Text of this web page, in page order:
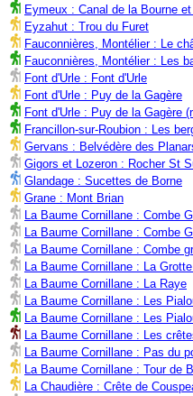
Eymeux : Canal de la Bourne
Eyzahut : Trou du Furet
Fauconnières, Montélier : Le
Fauconnières, Montélier : Les
Font d'Urle : Font d'Urle
Font d'Urle : Puy de la Gagère
Font d'Urle : Puy de la Gagère
Francillon-sur-Roubion : Les
Gervans : Belvédère des
Gigors et Lozeron : Rocher St
Glandage : Sucettes de Borne
Grane : Mont Brian
La Baume Cornillane : Combe
La Baume Cornillane : Combe
La Baume Cornillane : Combe
La Baume Cornillane : La
La Baume Cornillane : La Raye
La Baume Cornillane : Les
La Baume Cornillane : Les
La Baume Cornillane : Les
La Baume Cornillane : Pas du
La Baume Cornillane : Tour de
La Chaudière : Crête de